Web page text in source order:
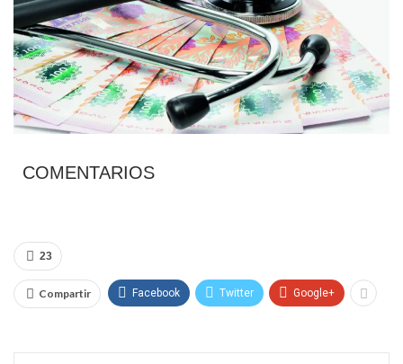
COMENTARIOS
23
Compartir Facebook Twitter Google+